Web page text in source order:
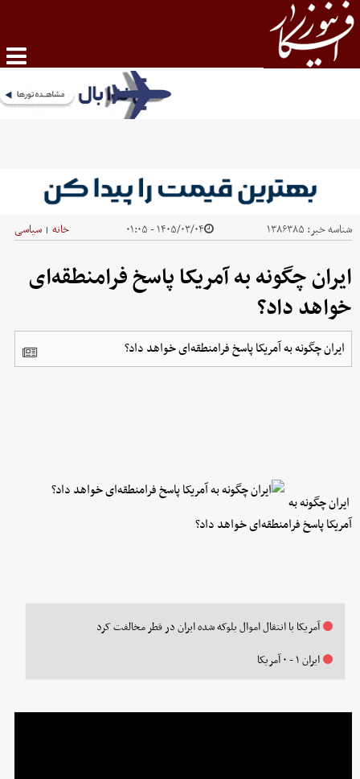
شناسه خبر: ۱۳۸۶۳۸۵ ۱۴۰۵/۰۳/۰۴ - ۰۱:۰۵ خانه | سیاسی
ایران چگونه به آمریکا پاسخ فرامنطقه‌ای
خواهد داد؟
ایران چگونه به آمریکا پاسخ فرامنطقه‌ای خواهد داد؟
ایران چگونه به
آمریکا پاسخ فرامنطقه‌ای خواهد داد؟
آمریکا با انتقال اموال بلوکه شده ایران در قطر مخالفت کرد
ایران ۱ - ۰ آمریکا